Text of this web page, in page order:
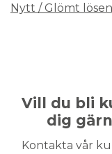
Nytt / Glömt
Vill du bli
dig
Kontakta vår